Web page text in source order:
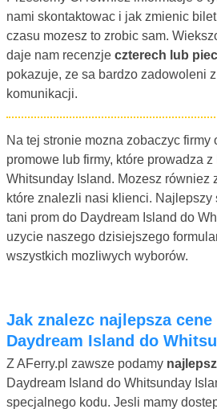
nami skontaktowac i jak zmienic
czasu mozesz to zrobic sam.
daje nam recenzje czterech lub
pokazuje, ze sa bardzo zadowoleni
komunikacji.
Na tej stronie mozna zobaczyc firmy
promowe lub firmy, które prowadza
Whitsunday Island. Mozesz równiez
które znalezli nasi klienci. Najlepszy
tani prom do Daydream Island do
uzycie naszego dzisiejszego
wszystkich mozliwych wyborów.
Jak znalezc najlepsza cene za prom do
Daydream Island do
Z AFerry.pl zawsze podamy
Daydream Island do Whitsunday
specjalnego kodu. Jesli mamy